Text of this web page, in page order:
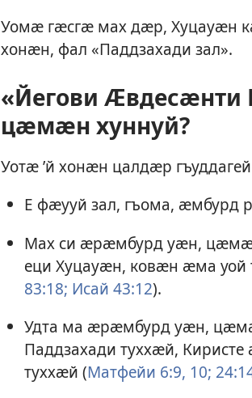
Уомӕ гӕсгӕ мах дӕр, Хуцауӕн
хонӕн, фал «Паддзахади зал».
«Йегови Ӕвдесӕнти
цӕмӕн хуннуй?
Уотӕ ’й хонӕн цалдӕр
Е фӕууй зал, гъома, ӕмбурд
Мах си ӕрӕмбурд уӕн,
еци Хуцауӕн, ковӕн ӕма
83:18; Исай 43:12).
Удта ма ӕрӕмбурд уӕн,
Паддзахади туххӕй,
туххӕй (Матфейи 6:9, 10;